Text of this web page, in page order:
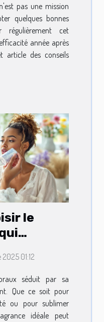
pas une mission
quelques bonnes
régulièrement cet
année après
article des conseils
le
2025 01:12
séduit par sa
Que ce soit pour
ou pour sublimer
idéale peut